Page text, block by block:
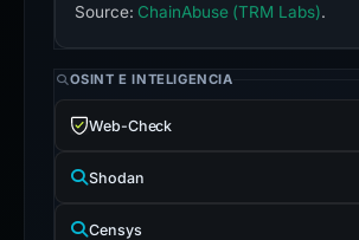
Source: ChainAbuse (TRM Labs).
OSINT E INTELIGENCIA
Web-Check
Shodan
Censys